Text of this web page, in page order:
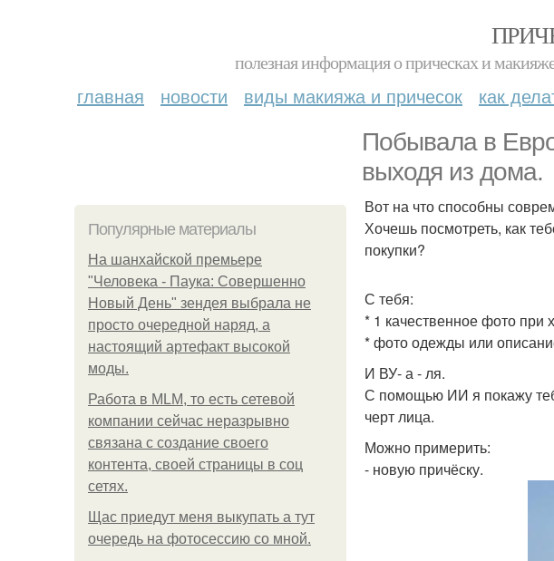
полезная информация о прическах и
главная новости виды макияжа и причесок как
Побывала в
выходя из дома.
Популярные материалы
На шанхайской премьере
"Человека - Паука: Совершенно
Новый День" зендея выбрала не
просто очередной наряд, а
настоящий артефакт высокой
моды.
Работа в MLM, то есть сетевой
компании сейчас неразрывно
связана с создание своего
контента, своей страницы в соц
сетях.
Щас приедут меня выкупать а тут
очередь на фотосессию со мной.
Вот на что способны
Хочешь посмотреть, как
покупки?
С тебя:
* 1 качественное фото при
* фото одежды или
И ВУ- а - ля.
С помощью ИИ я покажу
черт лица.
Можно примерить:
- новую причёску.